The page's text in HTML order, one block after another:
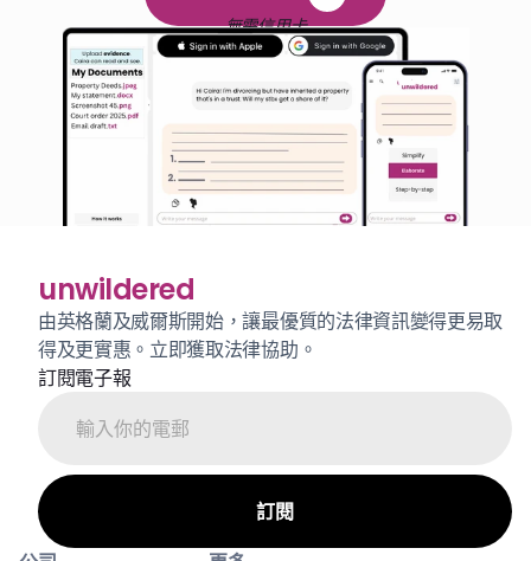
無需信用卡
unwildered
由英格蘭及威爾斯開始，讓最優質的法律資訊變得更易取
得及更實惠。立即獲取法律協助。
訂閱電子報